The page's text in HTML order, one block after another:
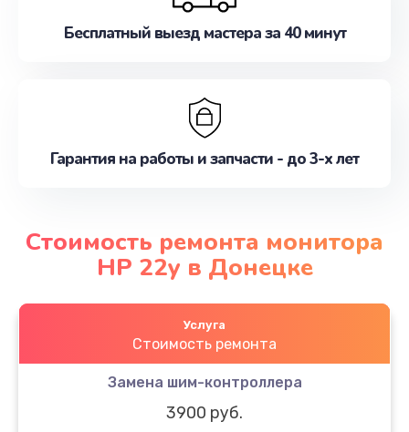
Бесплатный выезд мастера за 40 минут
Гарантия на работы и запчасти - до 3-х лет
Стоимость ремонта монитора
HP 22y в Донецке
Услуга
Стоимость ремонта
Замена шим-контроллера
3900 руб.